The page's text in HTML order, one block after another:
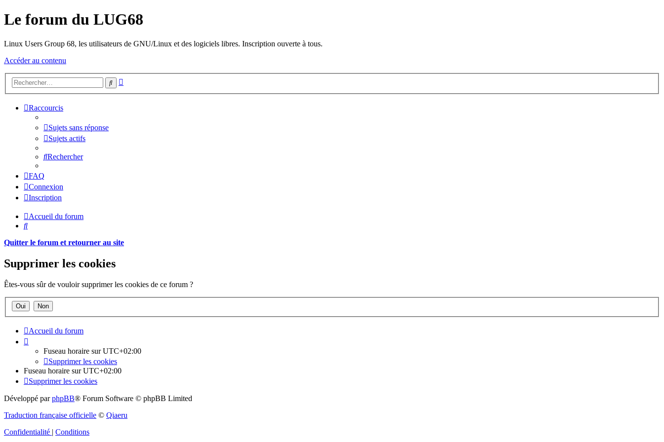
Le forum du LUG68
Linux Users Group 68, les utilisateurs de GNU/Linux et des logiciels libres. Inscription ouverte à tous.
Accéder au contenu
Rechercher
Raccourcis
Sujets sans réponse
Sujets actifs
Rechercher
FAQ
Connexion
Inscription
Accueil du forum
Rechercher
Quitter le forum et retourner au site
Supprimer les cookies
Êtes-vous sûr de vouloir supprimer les cookies de ce forum ?
Accueil du forum
Fuseau horaire surUTC+02:00
Supprimer les cookies
Fuseau horaire surUTC+02:00
Supprimer les cookies
Développé parphpBB® Forum Software © phpBB Limited
Traduction française officielle © Qiaeru
Confidentialité | Conditions